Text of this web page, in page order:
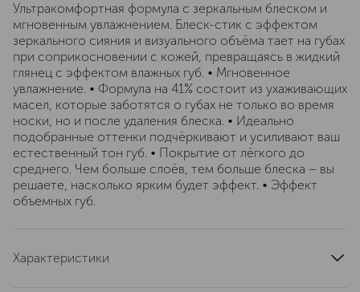
Ультракомфортная формула с зеркальным блеском и
мгновенным увлажнением. Блеск-стик с эффектом
зеркального сияния и визуального объёма тает на губах
при соприкосновении с кожей, превращаясь в жидкий
глянец с эффектом влажных губ. • Мгновенное
увлажнение. • Формула на 41% состоит из ухаживающих
масел, которые заботятся о губах не только во время
носки, но и после удаления блеска. • Идеально
подобранные оттенки подчёркивают и усиливают ваш
естественный тон губ. • Покрытие от лёгкого до
среднего. Чем больше слоёв, тем больше блеска – вы
решаете, насколько ярким будет эффект. • Эффект
объемных губ.
Характеристики